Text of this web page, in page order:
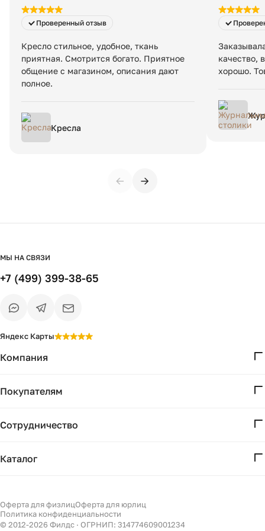
Проверенный отзыв
Кресло стильное, удобное, ткань
приятная. Смотрится богато. Приятное
общение с магазином, описания дают
полное.
Кресла
качество,
хорошо.
← →
Компания
Проекты
Покупателям
Доставка и оплата
Сотрудничество
Бизнесу
Филдс в Дзене ↗
Каталог
Светильники
Декор
МЫ НА СВЯЗИ
+7 (499) 399-38-65
Яндекс Карты
© 2012-2026 Филдс · ОГРНИП: 314774609001234
Оферта для физлицОферта для юрлиц
Политика конфиденциальности
и дальнейшие шаги